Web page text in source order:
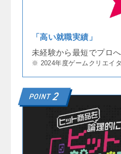
「高い就職実績」
未経験から最短でプロ
※ 2024年度ゲームクリエイ